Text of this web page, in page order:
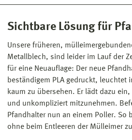
Sichtbare Lösung für
Unsere früheren,
Metallblech, sind leider im Lauf der
für eine Neuauflage: Der neue
beständigem PLA gedruckt, leuchtet
kaum zu übersehen. Er lädt dazu
und unkompliziert mitzunehmen.
Pfandhalter nun an einem Poller. So
ohne beim Entleeren der Mülleimer